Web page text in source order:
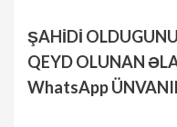
ŞAHİDİ
QEYD OLUNAN
WhatsApp